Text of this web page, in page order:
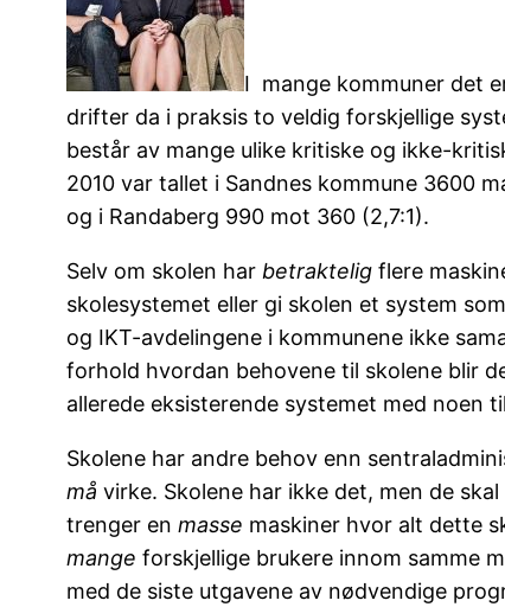
I mange kommuner det
drifter da i praksis to veldig forskjellige
består av mange ulike kritiske og ikke-
2010 var tallet i Sandnes kommune 3600
og i Randaberg 990 mot 360 (2,7:1).
Selv om skolen har betraktelig flere
skolesystemet eller gi skolen et system
og IKT-avdelingene i kommunene ikke
forhold hvordan behovene til skolene blir
allerede eksisterende systemet med noen
Skolene har andre behov enn
må virke. Skolene har ikke det, men de
trenger en masse maskiner hvor alt dette
mange forskjellige brukere innom samme
med de siste utgavene av nødvendige